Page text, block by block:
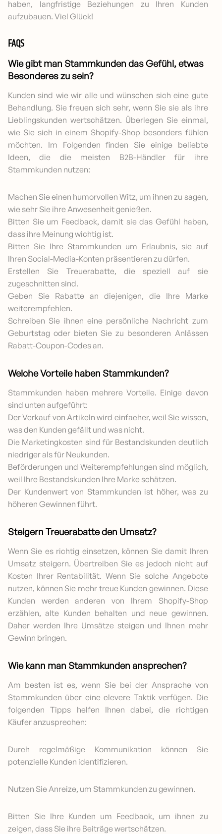
haben, langfristige Beziehungen zu Ihren Kunden
aufzubauen. Viel Glück!
FAQS
Wie gibt man Stammkunden das Gefühl, etwas
Besonderes zu sein?
Kunden sind wie wir alle und wünschen sich eine gute
Behandlung. Sie freuen sich sehr, wenn Sie sie als ihre
Lieblingskunden wertschätzen. Überlegen Sie einmal,
wie Sie sich in einem Shopify-Shop besonders fühlen
möchten. Im Folgenden finden Sie einige beliebte
Ideen, die die meisten B2B-Händler für ihre
Stammkunden nutzen:
Machen Sie einen humorvollen Witz, um ihnen zu sagen,
wie sehr Sie ihre Anwesenheit genießen.
Bitten Sie um Feedback, damit sie das Gefühl haben,
dass ihre Meinung wichtig ist.
Bitten Sie Ihre Stammkunden um Erlaubnis, sie auf
Ihren Social-Media-Konten präsentieren zu dürfen.
Erstellen Sie Treuerabatte, die speziell auf sie
zugeschnitten sind.
Geben Sie Rabatte an diejenigen, die Ihre Marke
weiterempfehlen.
Schreiben Sie ihnen eine persönliche Nachricht zum
Geburtstag oder bieten Sie zu besonderen Anlässen
Rabatt-Coupon-Codes an.
Welche Vorteile haben Stammkunden?
Stammkunden haben mehrere Vorteile. Einige davon
sind unten aufgeführt:
Der Verkauf von Artikeln wird einfacher, weil Sie wissen,
was den Kunden gefällt und was nicht.
Die Marketingkosten sind für Bestandskunden deutlich
niedriger als für Neukunden.
Beförderungen und Weiterempfehlungen sind möglich,
weil Ihre Bestandskunden Ihre Marke schätzen.
Der Kundenwert von Stammkunden ist höher, was zu
höheren Gewinnen führt.
Steigern Treuerabatte den Umsatz?
Wenn Sie es richtig einsetzen, können Sie damit Ihren
Umsatz steigern. Übertreiben Sie es jedoch nicht auf
Kosten Ihrer Rentabilität. Wenn Sie solche Angebote
nutzen, können Sie mehr treue Kunden gewinnen. Diese
Kunden werden anderen von Ihrem Shopify-Shop
erzählen, alte Kunden behalten und neue gewinnen.
Daher werden Ihre Umsätze steigen und Ihnen mehr
Gewinn bringen.
Wie kann man Stammkunden ansprechen?
Am besten ist es, wenn Sie bei der Ansprache von
Stammkunden über eine clevere Taktik verfügen. Die
folgenden Tipps helfen Ihnen dabei, die richtigen
Käufer anzusprechen:
Durch regelmäßige Kommunikation können Sie
potenzielle Kunden identifizieren.
Nutzen Sie Anreize, um Stammkunden zu gewinnen.
Bitten Sie Ihre Kunden um Feedback, um ihnen zu
zeigen, dass Sie ihre Beiträge wertschätzen.